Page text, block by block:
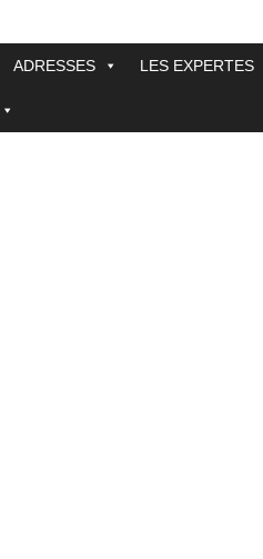
ADRESSES LES EXPERTES